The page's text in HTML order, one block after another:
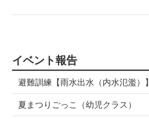
イベント報告
避難訓練【雨水出水（内水氾濫）】
夏まつりごっこ（幼児クラス）